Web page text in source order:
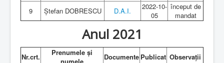
9
Ștefan DOBRESCU D.A.I.
2022-10-
05
început de
mandat
Anul 2021
Nr.crt.
Prenumele și
Documente Publicat Observații